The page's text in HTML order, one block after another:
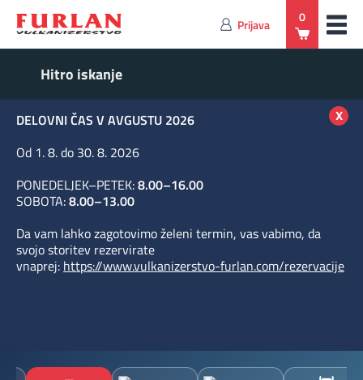
Prijava 0
DELOVNI ČAS V AVGUSTU 2026
Od 1. 8. do 30. 8. 2026
PONEDELJEK–PETEK:8.00–16.00
SOBOTA:8.00–13.00
Da vam lahko zagotovimo želeni termin, vas vabimo, da
svojo storitev rezervirate
vnaprej: https://www.vulkanizerstvo-furlan.com/rezervacije
x